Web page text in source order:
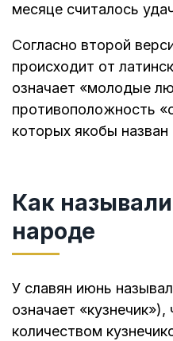
месяце считалось
Согласно второй
происходит от
означает «молодые
противоположность
которых якобы назван
Как
народе
У славян июнь
означает
количеством